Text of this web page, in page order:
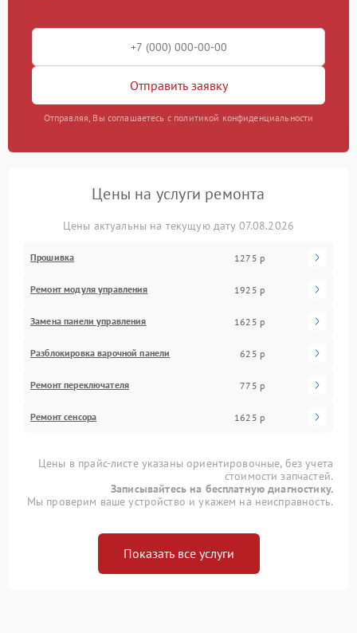
Отправить заявку
Отправляя, Вы соглашаетесь с политикой конфиденциальности
Цены на услуги ремонта
Цены актуальны на текущую дату 07.08.2026
Прошивка 1275 р
Ремонт модуля управления 1925 р
Замена панели управления 1625 р
Разблокировка варочной панели 625 р
Ремонт переключателя 775 р
Ремонт сенсора 1625 р
Цены в прайс-листе указаны ориентировочные, без учета
стоимости запчастей.
Записывайтесь на бесплатную диагностику.
Мы проверим ваше устройство и укажем на неисправность.
Показать все услуги